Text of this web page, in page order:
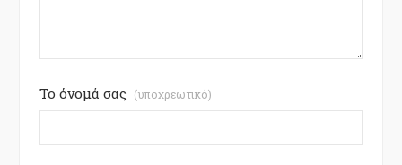
Το όνομά σας (υποχρεωτικό)